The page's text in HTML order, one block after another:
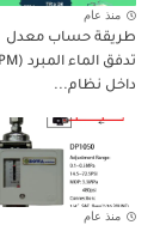
منذ عام
طريقة حساب معدل
داخل نظام...
منذ عام